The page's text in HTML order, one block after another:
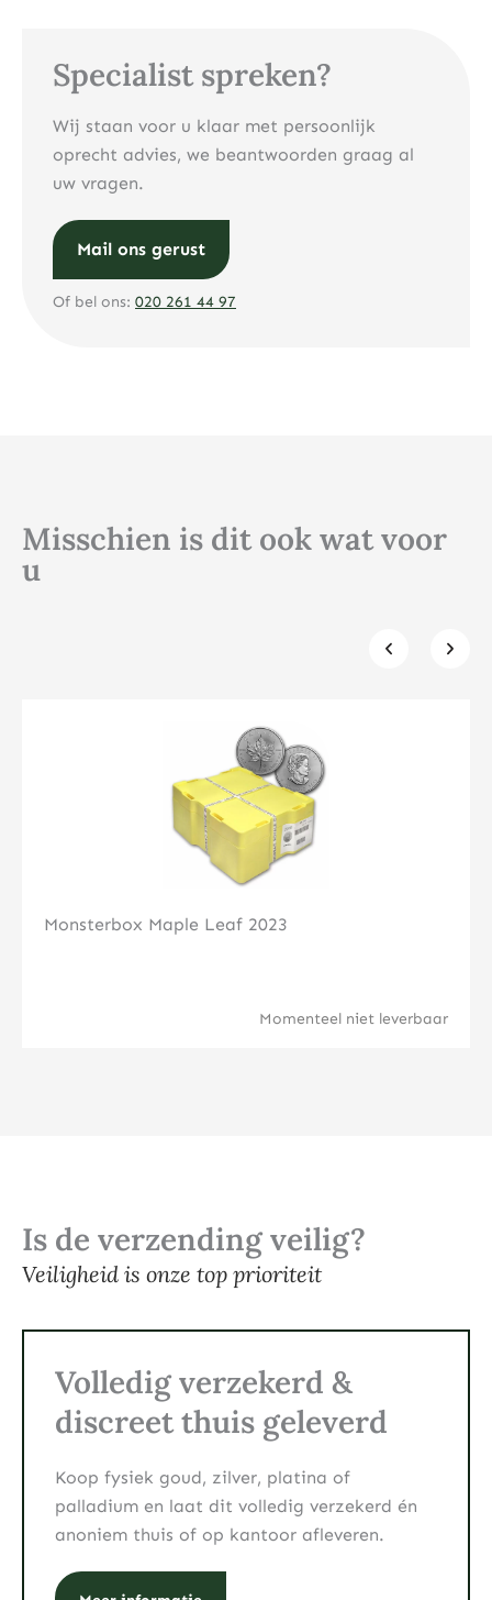
Specialist spreken?
Wij staan voor u klaar met persoonlijk
oprecht advies, we beantwoorden graag al
uw vragen.
Mail ons gerust
Of bel ons: 020 261 44 97
Misschien is dit ook wat voor
u
Monsterbox Maple Leaf 2023
Momenteel niet leverbaar
Klik hier
Is de verzending veilig?
Veiligheid is onze top prioriteit
Volledig verzekerd &
discreet thuis geleverd
Koop fysiek goud, zilver, platina of
palladium en laat dit volledig verzekerd én
anoniem thuis of op kantoor afleveren.